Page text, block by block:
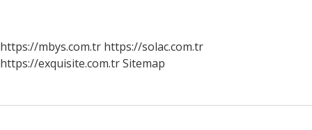
https://mbys.com.tr https://solac.com.tr
https://exquisite.com.trSitemap